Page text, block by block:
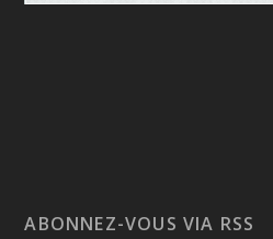
ABONNEZ-VOUS VIA RSS